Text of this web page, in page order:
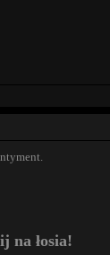
na łosia!